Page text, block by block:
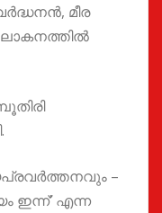
മീര
–
ഇന്ന്’ എന്ന